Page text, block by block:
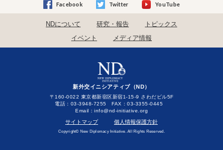
Facebook Twitter YouTube
NDについて 研究・報告
トピックス
イベント
メディア情報
新外交イニシアティブ（ND）
〒160-0022 東京都新宿区新宿1-15-9 さわだビル5F
電話：03-3948-7255 FAX：03-3355-0445
Email：
サイトマップ 個人情報保護方針
Copyright© New Diplomacy Initiative. All Rights Reserved.